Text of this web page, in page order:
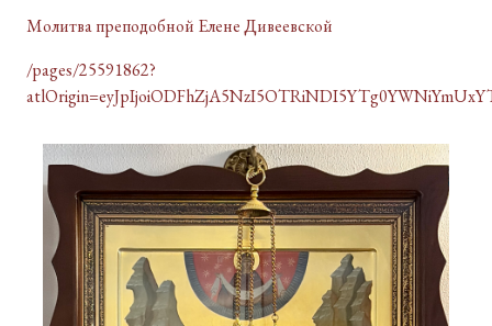
Молитва преподобной Елене Дивеевской
/pages/25591862?